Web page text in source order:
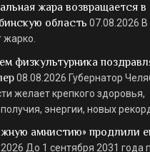
жара возвращается в
область 07.08.2026
жарко.
физкультурника
08.08.2026 Губернатор
желает крепкого здоровья,
энергии, новых
амнистию» продлили
До 1 сентября 2031 года